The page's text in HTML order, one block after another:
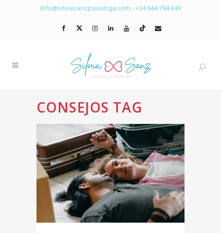
info@silviasanzpsicologa.com -+34 644 794 349
CONSEJOS TAG